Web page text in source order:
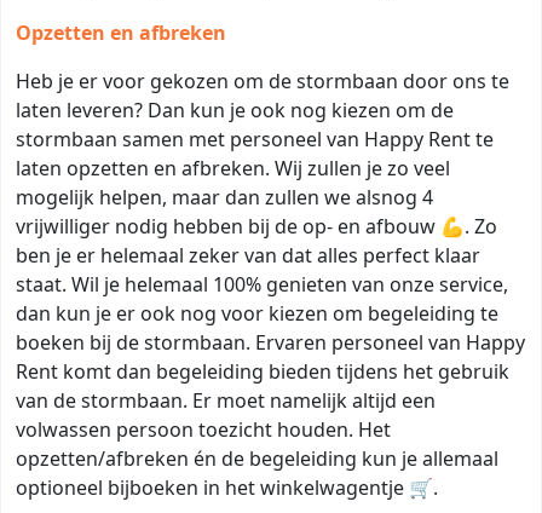
Opzetten en afbreken
Heb je er voor gekozen om de stormbaan door ons te
laten leveren? Dan kun je ook nog kiezen om de
stormbaan samen met personeel van Happy Rent te
laten opzetten en afbreken. Wij zullen je zo veel
mogelijk helpen, maar dan zullen we alsnog 4
vrijwilliger nodig hebben bij de op- en afbouw 💪. Zo
ben je er helemaal zeker van dat alles perfect klaar
staat. Wil je helemaal 100% genieten van onze service,
dan kun je er ook nog voor kiezen om begeleiding te
boeken bij de stormbaan. Ervaren personeel van Happy
Rent komt dan begeleiding bieden tijdens het gebruik
van de stormbaan. Er moet namelijk altijd een
volwassen persoon toezicht houden. Het
opzetten/afbreken én de begeleiding kun je allemaal
optioneel bijboeken in het winkelwagentje 🛒.